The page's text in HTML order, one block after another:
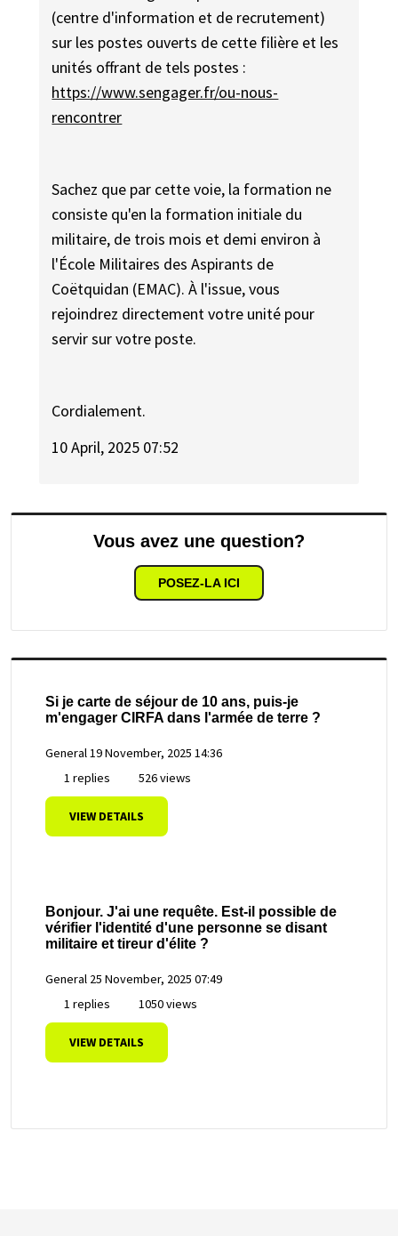
(centre d'information et de recrutement)
sur les postes ouverts de cette filière et les
unités offrant de tels postes :
https://www.sengager.fr/ou-nous-
rencontrer
Sachez que par cette voie, la formation ne
consiste qu'en la formation initiale du
militaire, de trois mois et demi environ à
l'École Militaires des Aspirants de
Coëtquidan (EMAC). À l'issue, vous
rejoindrez directement votre unité pour
servir sur votre poste.
Cordialement.
10 April, 2025 07:52
Vous avez une question?
POSEZ-LA ICI
Si je carte de séjour de 10 ans, puis-je
m'engager CIRFA dans l'armée de terre ?
General19 November, 2025 14:36
1 replies
526 views
VIEW DETAILS
Bonjour. J'ai une requête. Est-il possible de
vérifier l'identité d'une personne se disant
militaire et tireur d'élite ?
General 25 November, 2025 07:49
1 replies
1050 views
VIEW DETAILS